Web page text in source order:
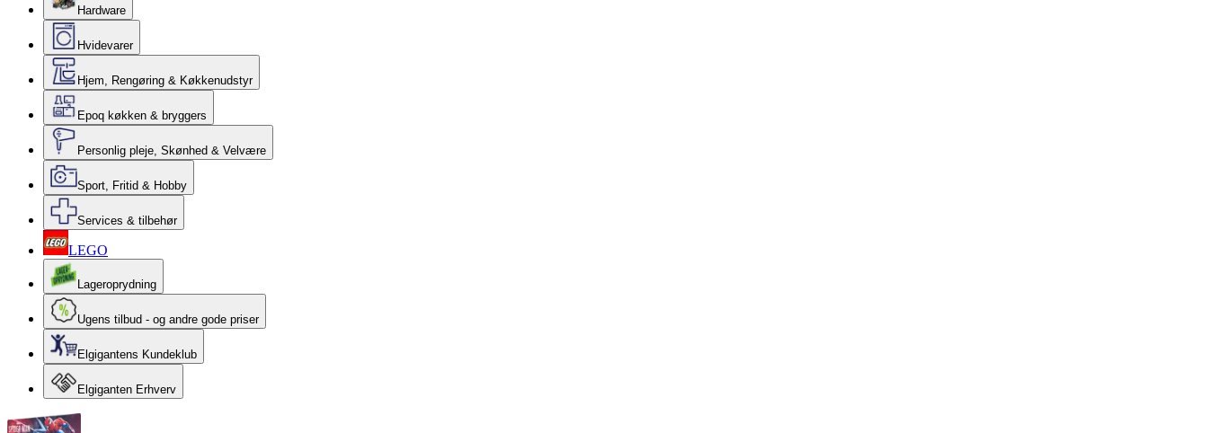
Hardware
Hvidevarer
Hjem, Rengøring & Køkkenudstyr
Epoq køkken & bryggers
Personlig pleje, Skønhed & Velvære
Sport, Fritid & Hobby
Services & tilbehør
LEGO
Lageroprydning
Ugens tilbud - og andre gode priser
Elgigantens Kundeklub
Elgiganten Erhverv